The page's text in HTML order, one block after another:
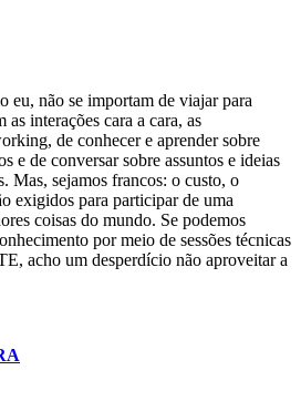
eu, não se importam de viajar para
interações cara a cara, as
de conhecer e aprender sobre
e de conversar sobre assuntos e ideias
Mas, sejamos francos: o custo, o
exigidos para participar de uma
coisas do mundo. Se podemos
por meio de sessões técnicas
acho um desperdício não aproveitar a